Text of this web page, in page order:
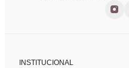
INSTITUCIONAL